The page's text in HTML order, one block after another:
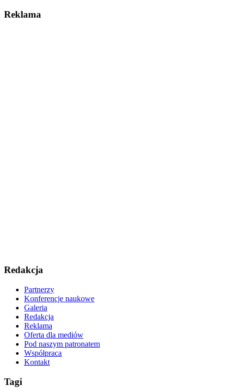
Reklama
Redakcja
Partnerzy
Konferencje naukowe
Galeria
Redakcja
Reklama
Oferta dla mediów
Pod naszym patronatem
Współpraca
Kontakt
Tagi